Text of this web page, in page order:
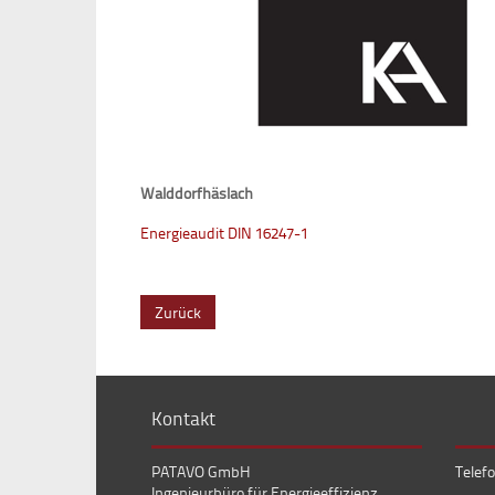
Walddorfhäslach
Energieaudit DIN 16247-1
Zurück
Kontakt
PATAVO GmbH